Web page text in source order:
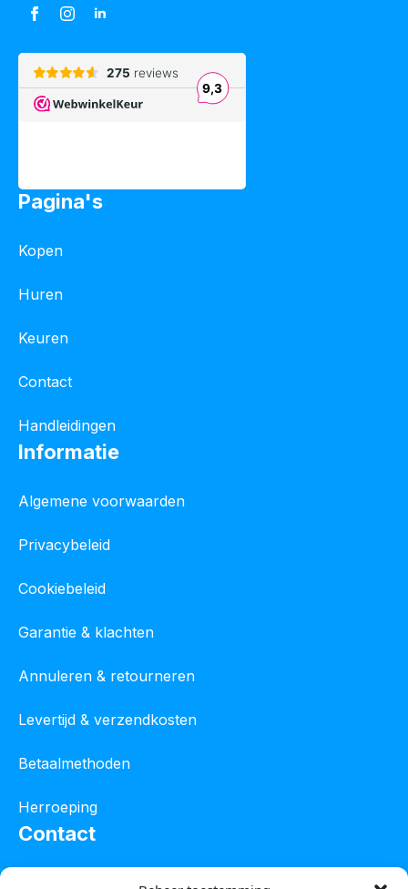
Pagina's
Kopen
Huren
Keuren
Contact
Handleidingen
Informatie
Algemene voorwaarden
Privacybeleid
Cookiebeleid
Garantie & klachten
Annuleren & retourneren
Levertijd & verzendkosten
Betaalmethoden
Herroeping
Contact